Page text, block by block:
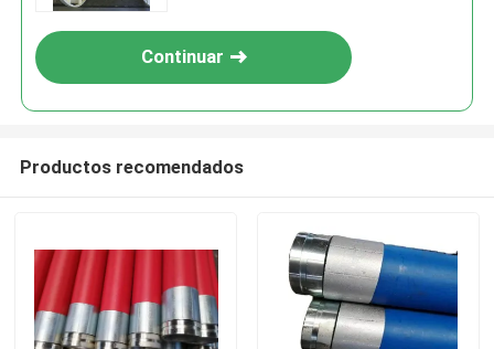
transporte de fluidos
Continuar
Productos recomendados